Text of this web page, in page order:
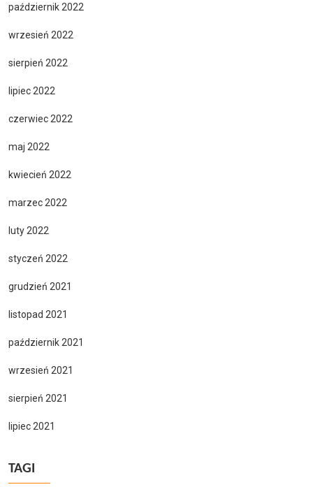
październik 2022
wrzesień 2022
sierpień 2022
lipiec 2022
czerwiec 2022
maj 2022
kwiecień 2022
marzec 2022
luty 2022
styczeń 2022
grudzień 2021
listopad 2021
październik 2021
wrzesień 2021
sierpień 2021
lipiec 2021
TAGI